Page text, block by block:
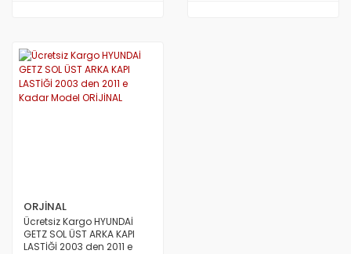
ORJİNAL
Ücretsiz Kargo HYUNDAİ
GETZ SOL ÜST ARKA KAPI
LASTİĞİ 2003 den 2011 e